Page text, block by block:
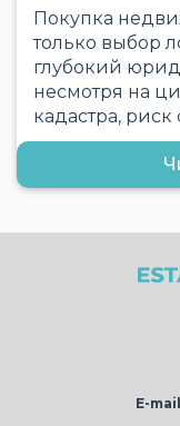
Покупка
только выбор
глубокий
несмотря на
кадастра, риск
E-mail